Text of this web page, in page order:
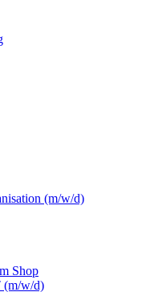
(m/w/d)
Shop
(m/w/d)